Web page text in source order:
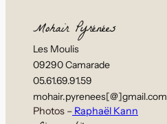
Mohair Pyrénées
Les Moulis
09290 Camarade
05.61.69.91.59
mohair.pyrenees[@]gmail.com
Photos – Raphaël Kann